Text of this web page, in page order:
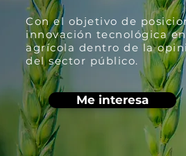
Con el objetivo de
innovación tecnológica
agrícola dentro de la
del sector público.
Me interesa